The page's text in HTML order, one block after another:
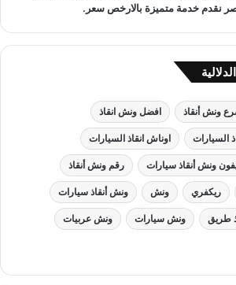
نقدم خدمة متميزة بالارخص سعر.
ونش أنقاذ افضل ونش انقاذ
السيارات اوناش انقاذ السيارات
ونش أنقاذ سيارات رقم ونش أنقاذ
ريكفري ونش ونش أنقاذ سيارات
طريق ونش سيارات ونش عربيات